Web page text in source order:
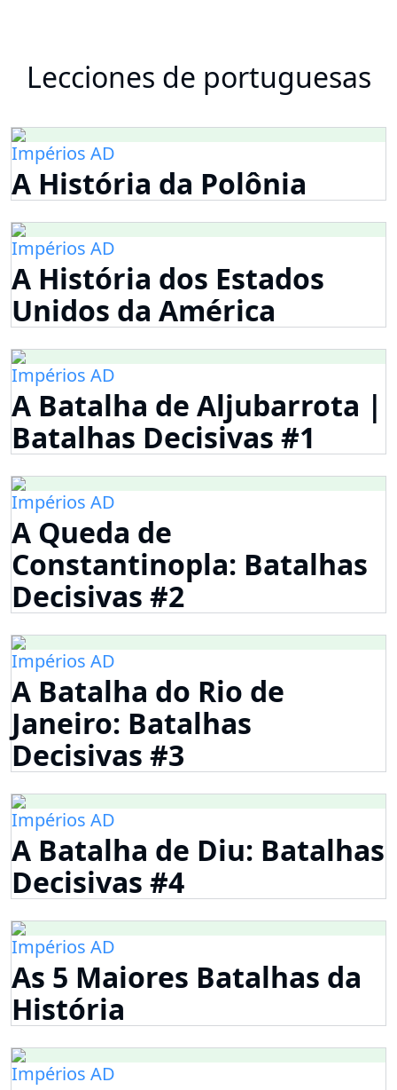
Lecciones de portuguesas
Impérios AD
A História da Polônia
Impérios AD
A História dos Estados
Unidos da América
Impérios AD
A Batalha de Aljubarrota |
Batalhas Decisivas #1
Impérios AD
A Queda de
Constantinopla: Batalhas
Decisivas #2
Impérios AD
A Batalha do Rio de
Janeiro: Batalhas
Decisivas #3
Impérios AD
A Batalha de Diu: Batalhas
Decisivas #4
Impérios AD
As 5 Maiores Batalhas da
História
Impérios AD